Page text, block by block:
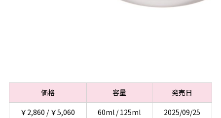
価格 容量
発売日
￥2,860 / ￥5,060
60ml / 125ml 2025/09/25